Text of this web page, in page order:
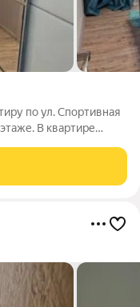
по ул. Спортивная
В квартире